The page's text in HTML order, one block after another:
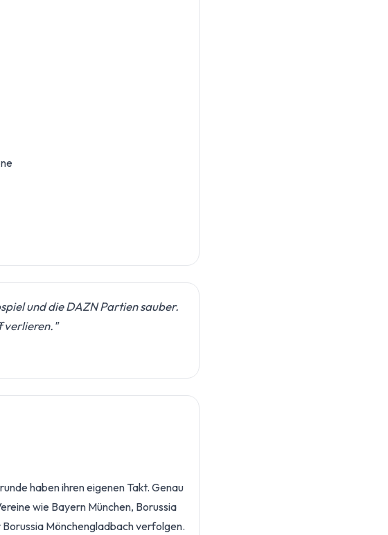
und die DAZN Partien sauber.
verlieren."
haben ihren eigenen Takt. Genau
wie Bayern München, Borussia
Mönchengladbach verfolgen.